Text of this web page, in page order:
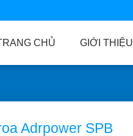
CHỦ GIỚI THIỆU
Adrpower SPB